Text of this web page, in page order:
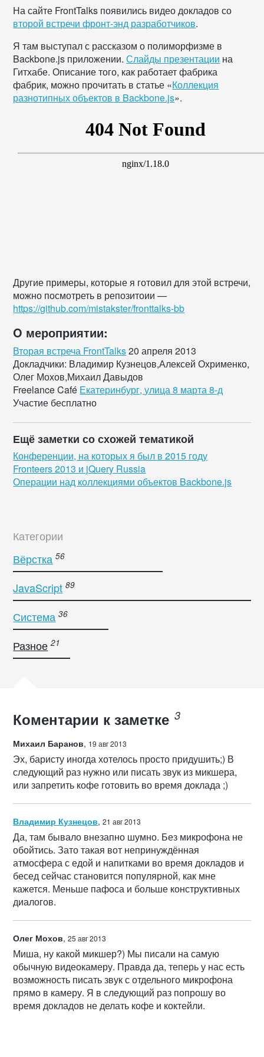
На сайте FrontTalks появились видео докладов со
второй встречи фронт-энд разработчиков.
Я там выступал с рассказом о полиморфизме в
Backbone.js приложении.Слайды презентации на
Гитхабе. Описание того, как работает фабрика
фабрик, можно прочитать в статье «Коллекция
разнотипных объектов в Backbone.js».
Другие примеры, которые я готовил для этой встречи,
можно посмотреть в репозитоии —
https://github.com/mistakster/fronttalks-bb
O мероприятии:
Вторая встреча FrontTalks20 апреля 2013
Докладчики: Владимир Кузнецов,Алексей Охрименко,
Олег Мохов,Михаил Давыдов
Freelance Café Екатеринбург,улица 8 марта 8-д
Участие бесплатно
Ещё заметки со схожей тематикой
Конференции, на которых я был в 2015 году
Fronteers 2013 и jQuery Russia
Операции над коллекциями объектов Backbone.js
Категории
Вёрстка
JavaScript
Система
Разное
Коментарии к заметке
Михаил Баранов, 19 авг 2013
Эх, баристу иногда хотелось просто придушить;) В
следующий раз нужно или писать звук из микшера,
или запретить кофе готовить во время доклада ;)
Владимир Кузнецов,21 авг 2013
Да, там бывало внезапно шумно. Без микрофона не
обойтись. Зато такая вот непринуждённая
атмосфера с едой и напитками во время докладов и
бесед сейчас становится популярной, как мне
кажется. Меньше пафоса и больше конструктивных
диалогов.
Олег Мохов,25 авг 2013
Миша, ну какой микшер?) Мы писали на самую
обычную видеокамеру. Правда да, теперь у нас есть
возможность писать звук с отдельного микрофона
прямо в камеру. Я в следующий раз попрошу во
время докладов не делать кофе и коктейли.